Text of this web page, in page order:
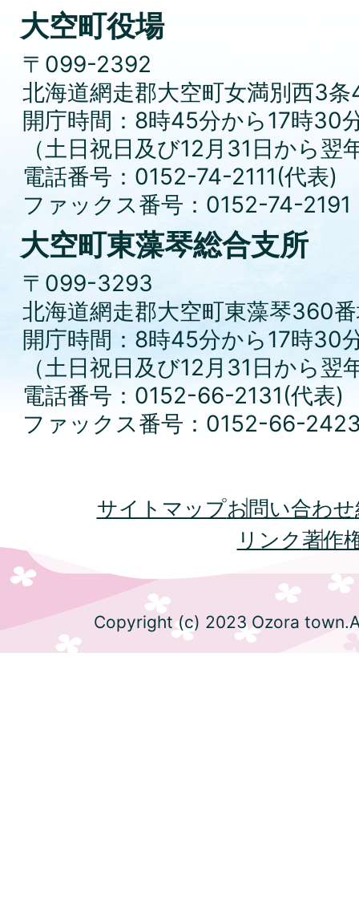
大空町役場
〒099-2392
北海道網走郡大空町女満別西3条
開庁時間：8時45分から17時30
（土日祝日及び12月31日から
電話番号：0152-74-2111(代表)
ファックス番号：0152-74-2191
大空町東藻琴総合支所
〒099-3293
北海道網走郡大空町東藻琴360
開庁時間：8時45分から17時30
（土日祝日及び12月31日から
電話番号：0152-66-2131(代表)
ファックス番号：0152-66-
サイトマップお問い合わせ
リンク著作
Copyright (c) 2023 Ozora